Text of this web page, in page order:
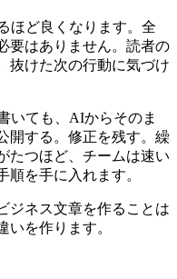
ほど良くなります。全
要はありません。読者の
抜けた次の行動に気づけ
いても、AIからそのま
開する。修正を残す。繰
たつほど、チームは速い
を手に入れます。
ジネス文章を作ることは
を作ります。